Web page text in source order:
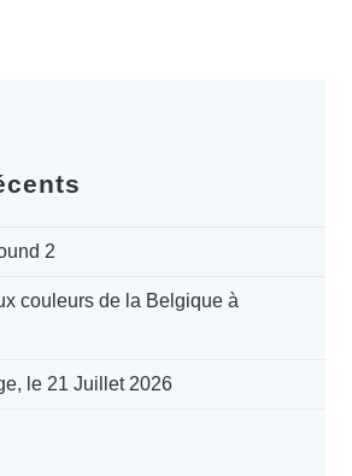
2
couleurs de la Belgique à
le 21 Juillet 2026